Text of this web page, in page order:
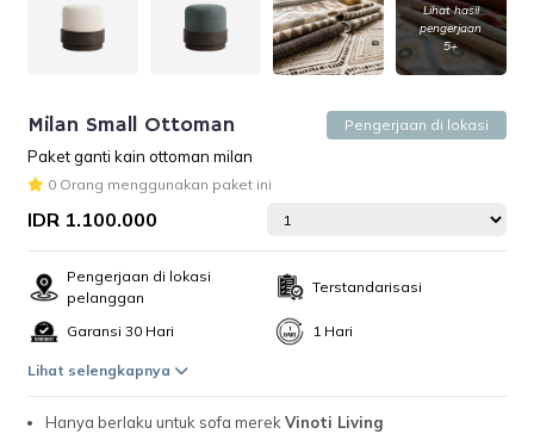
Lihat hasil
pengerjaan
5+
Milan Small Ottoman Pengerjaan di lokasi
Paket ganti kain ottoman milan
0 Orang menggunakan paket ini
IDR 1.100.000
Pengerjaan di lokasi
pelanggan
Terstandarisasi
Garansi 30 Hari 1 Hari
Lihat selengkapnya
Hanya berlaku untuk sofa merekVinoti Living